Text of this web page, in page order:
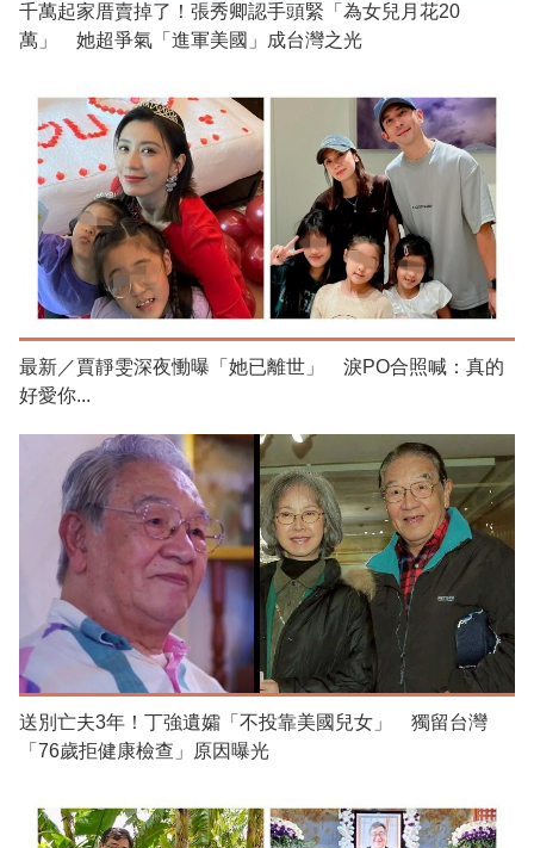
千萬起家厝賣掉了！張秀卿認手頭緊「為女兒月花20
萬」 她超爭氣「進軍美國」成台灣之光
最新／賈靜雯深夜慟曝「她已離世」 淚PO合照喊：真的
好愛你...
送別亡夫3年！丁強遺孀「不投靠美國兒女」 獨留台灣
「76歲拒健康檢查」原因曝光